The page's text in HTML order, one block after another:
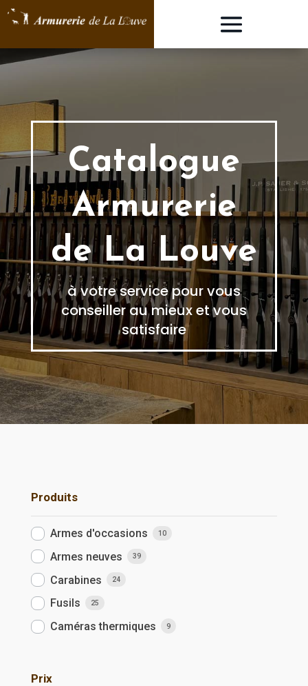
Catalogue
Armurerie
de La Louve
à votre service pour vous
conseiller au mieux et vous
satisfaire
Produits
Armes d'occasions 10
Armes neuves 39
Carabines 24
Fusils 25
Caméras thermiques 9
Prix